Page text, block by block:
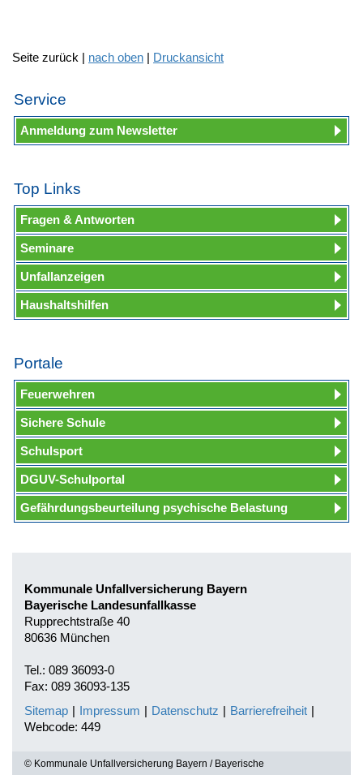
Seite zurück | nach oben | Druckansicht
Service
Anmeldung zum Newsletter
Top Links
Fragen & Antworten
Seminare
Unfallanzeigen
Haushaltshilfen
Portale
Feuerwehren
Sichere Schule
Schulsport
DGUV-Schulportal
Gefährdungsbeurteilung psychische Belastung
Kommunale Unfallversicherung Bayern
Bayerische Landesunfallkasse
Rupprechtstraße 40
80636 München
Tel.: 089 36093-0
Fax: 089 36093-135
Sitemap | Impressum | Datenschutz | Barrierefreiheit |
Webcode: 449
© Kommunale Unfallversicherung Bayern / Bayerische